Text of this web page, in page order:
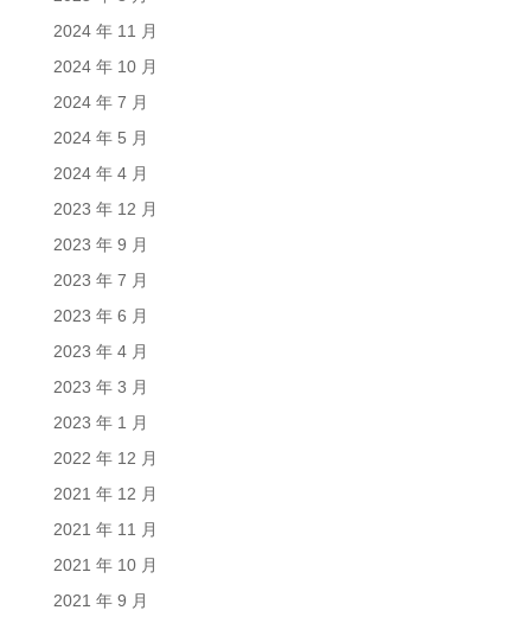
2024 年 11 月
2024 年 10 月
2024 年 7 月
2024 年 5 月
2024 年 4 月
2023 年 12 月
2023 年 9 月
2023 年 7 月
2023 年 6 月
2023 年 4 月
2023 年 3 月
2023 年 1 月
2022 年 12 月
2021 年 12 月
2021 年 11 月
2021 年 10 月
2021 年 9 月